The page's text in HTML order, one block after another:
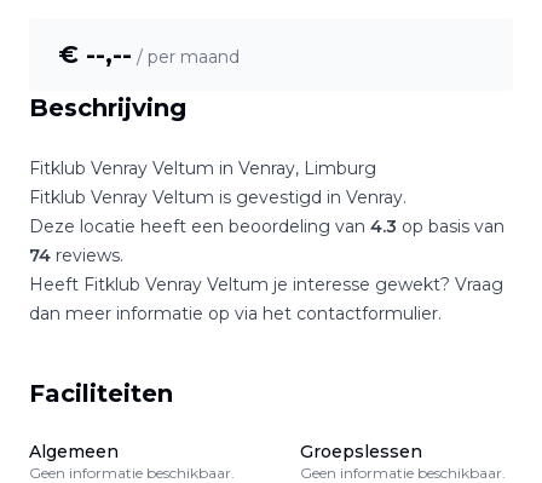
Beschrijving
Fitklub Venray Veltum in Venray, Limburg
Fitklub Venray Veltum is gevestigd in Venray.
Deze locatie heeft een beoordeling van 4.3 op basis van
74 reviews.
Heeft Fitklub Venray Veltum je interesse gewekt? Vraag
dan meer informatie op via het contactformulier.
Faciliteiten
Algemeen
Geen informatie beschikbaar.
Groepslessen
Geen informatie beschikbaar.
€ --,-- / per maand